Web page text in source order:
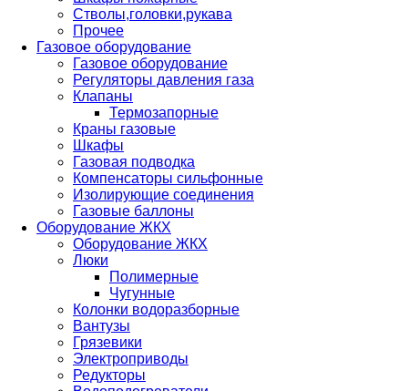
Стволы,головки,рукава
Прочее
Газовое оборудование
Газовое оборудование
Регуляторы давления газа
Клапаны
Термозапорные
Краны газовые
Шкафы
Газовая подводка
Компенсаторы сильфонные
Изолирующие соединения
Газовые баллоны
Оборудование ЖКХ
Оборудование ЖКХ
Люки
Полимерные
Чугунные
Колонки водоразборные
Вантузы
Грязевики
Электроприводы
Редукторы